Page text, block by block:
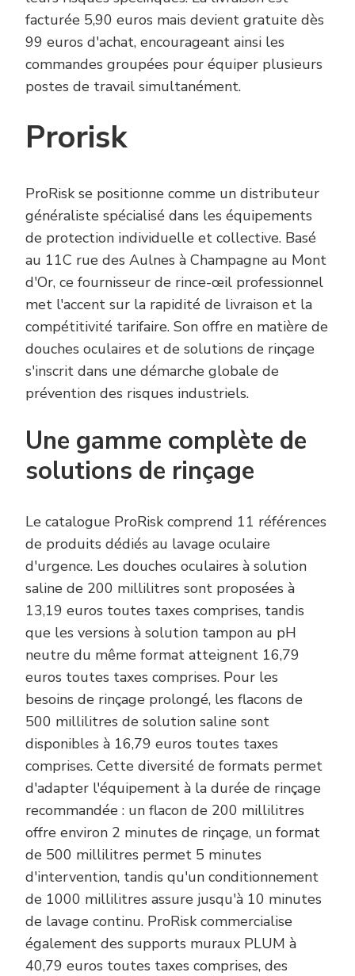
facturée 5,90 euros mais devient gratuite dès
99 euros d'achat, encourageant ainsi les
commandes groupées pour équiper plusieurs
postes de travail simultanément.
Prorisk
ProRisk se positionne comme un distributeur
généraliste spécialisé dans les équipements
de protection individuelle et collective. Basé
au 11C rue des Aulnes à Champagne au Mont
d'Or, ce fournisseur de rince-œil professionnel
met l'accent sur la rapidité de livraison et la
compétitivité tarifaire. Son offre en matière de
douches oculaires et de solutions de rinçage
s'inscrit dans une démarche globale de
prévention des risques industriels.
Une gamme complète de
solutions de rinçage
Le catalogue ProRisk comprend 11 références
de produits dédiés au lavage oculaire
d'urgence. Les douches oculaires à solution
saline de 200 millilitres sont proposées à
13,19 euros toutes taxes comprises, tandis
que les versions à solution tampon au pH
neutre du même format atteignent 16,79
euros toutes taxes comprises. Pour les
besoins de rinçage prolongé, les flacons de
500 millilitres de solution saline sont
disponibles à 16,79 euros toutes taxes
comprises. Cette diversité de formats permet
d'adapter l'équipement à la durée de rinçage
recommandée : un flacon de 200 millilitres
offre environ 2 minutes de rinçage, un format
de 500 millilitres permet 5 minutes
d'intervention, tandis qu'un conditionnement
de 1000 millilitres assure jusqu'à 10 minutes
de lavage continu. ProRisk commercialise
également des supports muraux PLUM à
40,79 euros toutes taxes comprises, des